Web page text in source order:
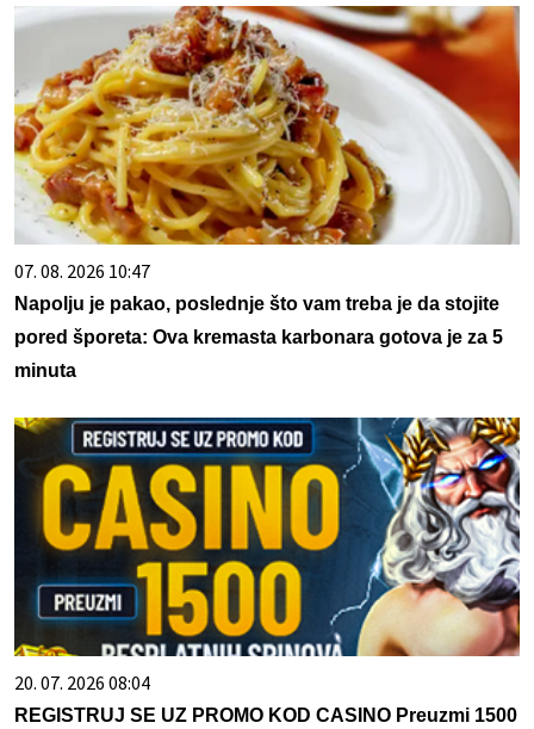
07. 08. 2026 10:47
Napolju je pakao, poslednje što vam treba je da stojite
pored šporeta: Ova kremasta karbonara gotova je za 5
minuta
20. 07. 2026 08:04
REGISTRUJ SE UZ PROMO KOD CASINO Preuzmi 1500